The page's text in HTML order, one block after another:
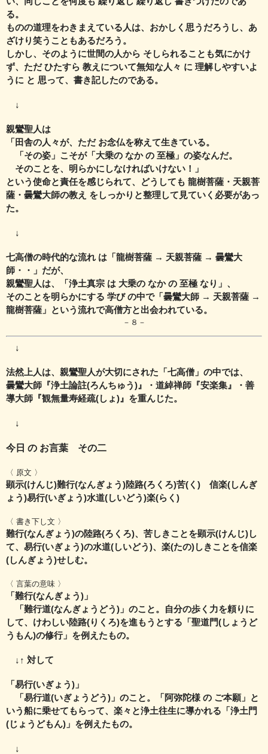
る。
ものの道理をわきまえている人は、おかしく思うだろうし、 あ
ざけり笑うこともあるだろう。
しかし、そのように世間の人から そしられることも気にかけ
ず、 ただ ひたすら 教えについて無知な人々 に 理解しやすいよ
うに と 思って、 書き記したのである。
↓
親鸞聖人は
「田舎の人々が、ただ お念仏を称えて生きている。
「その姿」こそが「大乗の なか の 至極」の姿なんだ。
そのことを、明らかにしなければいけない！」
という使命と責任を感じられて、
どうしても 龍樹菩薩・天親菩
薩・曇鸞大師の教え をしっかりと整理して見ていく必要があっ
た。
↓
七高僧の時代的な流れ は「龍樹菩薩 → 天親菩薩 → 曇鸞大
師・・」だが、
親鸞聖人は、「浄土真宗 は 大乗の なか の 至極 なり」、
そのことを明らかにする 学び の中で「曇鸞大師 → 天親菩薩 →
龍樹菩薩」 という流れで高僧方と出会われている。
－８－
↓
法然上人は、親鸞聖人が大切にされた「七高僧」の中では、
曇鸞大師『浄土論註(ろんちゅう)』・道綽禅師『安楽集』・善
導大師『観無量寿経疏(しょ)』 を重んじた。
↓
今日 の お言葉 その二
〈 原文 〉
顕示(けんじ)難行(なんぎょう)陸路(ろくろ)苦(く) 信楽(しんぎ
ょう)易行(いぎょう)水道(しいどう)楽(らく)
〈 書き下し文 〉
難行(なんぎょう)の陸路(ろくろ)、苦しきことを顕示(けんじ)し
て、易行(いぎょう)の水道(しいどう)、楽(たの)しきことを信楽
(しんぎょう)せしむ。
〈 言葉の意味 〉
「難行(なんぎょう)」
「難行道(なんぎょうどう)」のこと。自分の歩く力を頼りに
して、けわしい陸路(りくろ)を進もうとする「聖道門(しょうど
うもん)の修行」を例えたもの。
↓↑ 対して
「易行(いぎょう)」
「易行道(いぎょうどう)」のこと。「阿弥陀様 の ご本願」と
いう船に乗せてもらって、 楽々と浄土往生に導かれる「浄土門
(じょうどもん)」を例えたもの。
↓